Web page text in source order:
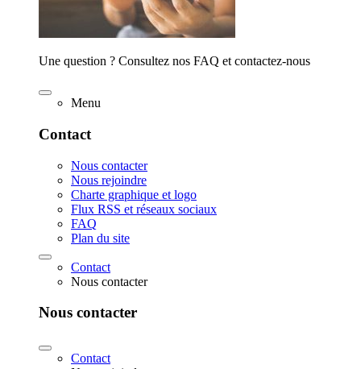
Une question ? Consultez nos FAQ et contactez-nous
Menu
Contact
Nous contacter
Nous rejoindre
Charte graphique et logo
Flux RSS et réseaux sociaux
FAQ
Plan du site
Contact
Nous contacter
Nous contacter
Contact